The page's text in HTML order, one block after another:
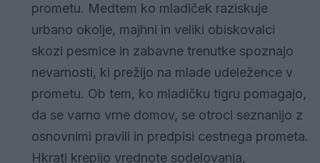
prometu. Medtem ko mladiček raziskuje
urbano okolje, majhni in veliki obiskovalci
skozi pesmice in zabavne trenutke spoznajo
nevarnosti, ki prežijo na mlade udeležence v
prometu. Ob tem, ko mladičku tigru pomagajo,
da se varno vrne domov, se otroci seznanijo z
osnovnimi pravili in predpisi cestnega prometa.
Hkrati krepijo vrednote sodelovanja,